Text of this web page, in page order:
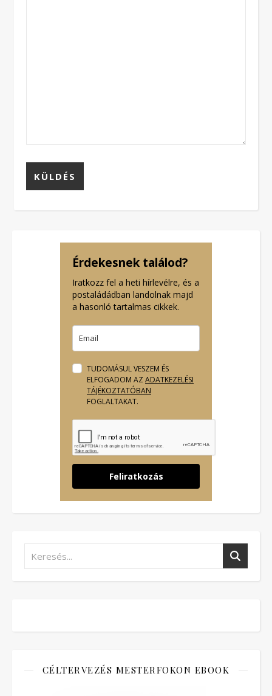
Érdekesnek találod?
Iratkozz fel a heti hírlevélre, és a
postaládádban landolnak majd
a hasonló tartalmas cikkek.
TUDOMÁSUL VESZEM ÉS
ELFOGADOM AZ ADATKEZELÉSI
TÁJÉKOZTATÓBAN
FOGLALTAKAT.
Feliratkozás
CÉLTERVEZÉS MESTERFOKON EBOOK